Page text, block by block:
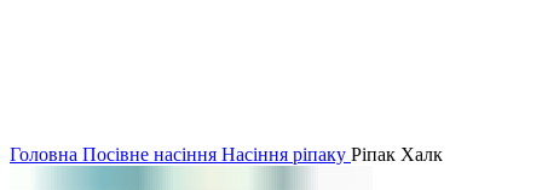
Головна Посівне насіння Насіння ріпаку Ріпак Халк